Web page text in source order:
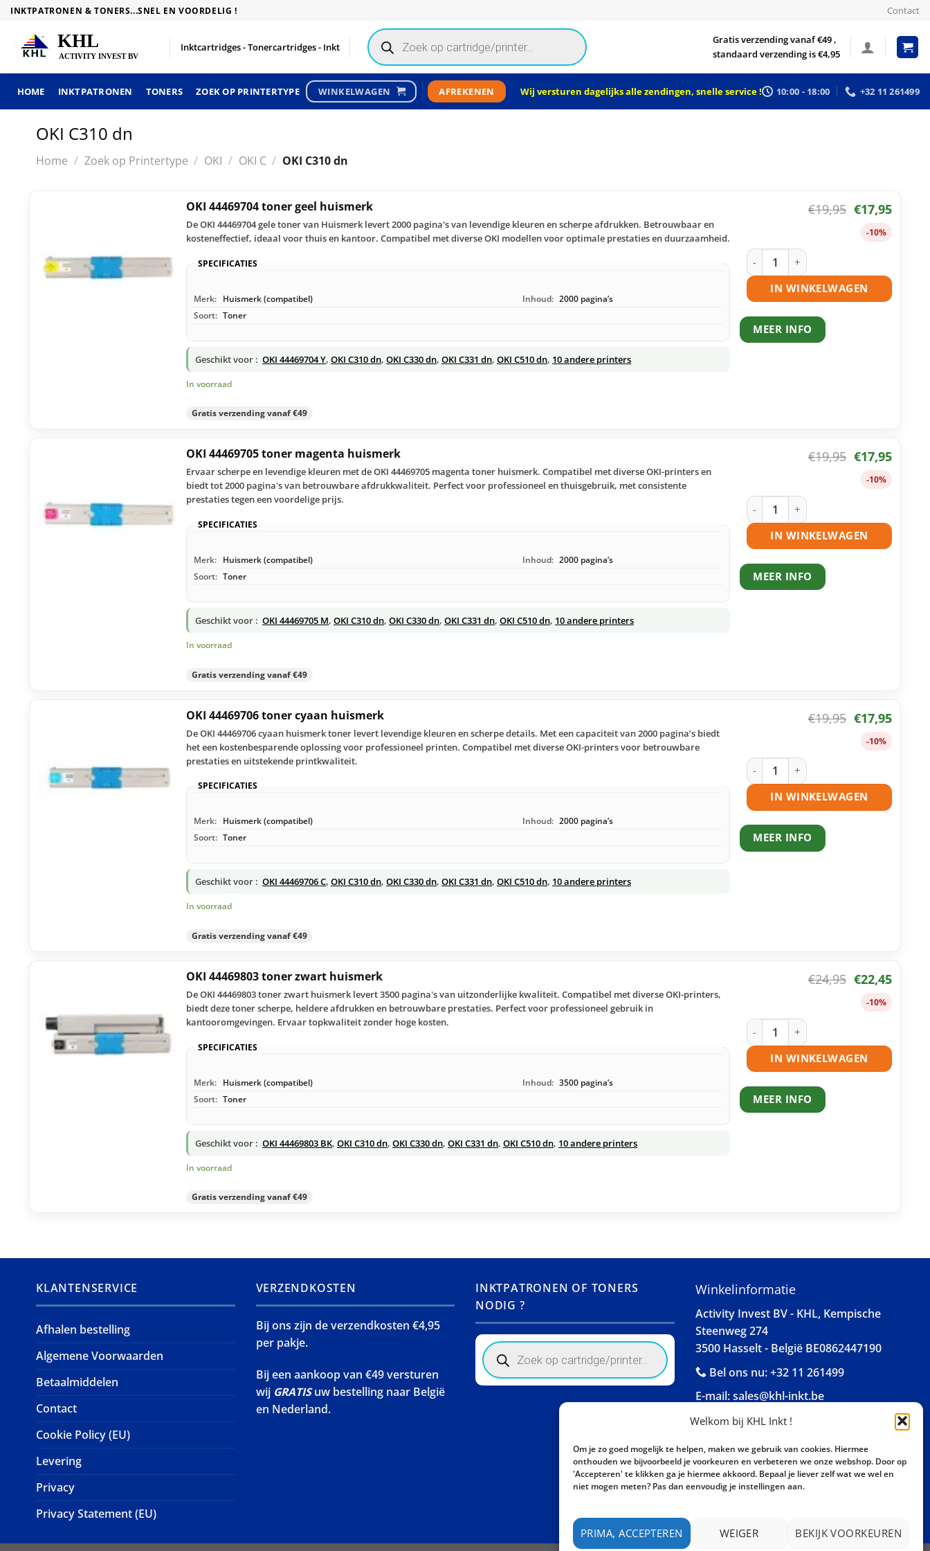
Welkom bij KHL Inkt !
Om je zo goed mogelijk te helpen, maken we gebruik van cookies. Hiermee
onthouden we bijvoorbeeld je voorkeuren en verbeteren we onze webshop. Door op
'Accepteren' te klikken ga je hiermee akkoord. Bepaal je liever zelf wat we wel en
niet mogen meten? Pas dan eenvoudig je instellingen aan.
PRIMA, ACCEPTEREN WEIGER BEKIJK VOORKEUREN
Skip
content
INKTPATRONEN & TONERS...SNEL EN VOORDELIG ! Contact
Inktcartridges - Tonercartridges - Inkt
Products
search
Gratis verzending vanaf €49 ,
standaard verzending is €4,95
HOME INKTPATRONEN TONERS ZOEK OP PRINTERTYPE WINKELWAGEN AFREKENEN Wij versturen dagelijks alle zendingen, snelle service ! 10:00 - 18:00 +32 11 261499
OKI C310 dn
Home / Zoek op Printertype / OKI / OKI C / OKI C310 dn
OKI 44469704 toner geel huismerk
De OKI 44469704 gele toner van Huismerk levert 2000 pagina's van levendige kleuren en scherpe afdrukken. Betrouwbaar en
kosteneffectief, ideaal voor thuis en kantoor. Compatibel met diverse OKI modellen voor optimale prestaties en duurzaamheid.
SPECIFICATIES
Merk: Huismerk (compatibel) Inhoud: 2000 pagina’s
Soort: Toner
Geschikt voor : OKI 44469704 Y, OKI C310 dn, OKI C330 dn, OKI C331 dn, OKI C510 dn, 10 andere printers
In voorraad
Gratis verzending vanaf €49
€19,95 €17,95
-10%
OKI 44469704 toner geel huismerk
IN WINKELWAGEN
MEER INFO
OKI 44469705 toner magenta huismerk
Ervaar scherpe en levendige kleuren met de OKI 44469705 magenta toner huismerk. Compatibel met diverse OKI-printers en
biedt tot 2000 pagina's van betrouwbare afdrukkwaliteit. Perfect voor professioneel en thuisgebruik, met consistente
prestaties tegen een voordelige prijs.
SPECIFICATIES
Merk: Huismerk (compatibel) Inhoud: 2000 pagina’s
Soort: Toner
Geschikt voor : OKI 44469705 M, OKI C310 dn, OKI C330 dn, OKI C331 dn, OKI C510 dn, 10 andere printers
In voorraad
Gratis verzending vanaf €49
€19,95 €17,95
-10%
OKI 44469705 toner magenta
IN WINKELWAGEN
MEER INFO
OKI 44469706 toner cyaan huismerk
De OKI 44469706 cyaan huismerk toner levert levendige kleuren en scherpe details. Met een capaciteit van 2000 pagina’s biedt
het een kostenbesparende oplossing voor professioneel printen. Compatibel met diverse OKI-printers voor betrouwbare
prestaties en uitstekende printkwaliteit.
SPECIFICATIES
Merk: Huismerk (compatibel) Inhoud: 2000 pagina’s
Soort: Toner
Geschikt voor : OKI 44469706 C, OKI C310 dn, OKI C330 dn, OKI C331 dn, OKI C510 dn, 10 andere printers
In voorraad
Gratis verzending vanaf €49
€19,95 €17,95
-10%
OKI 44469706 toner cyaan huismerk
IN WINKELWAGEN
MEER INFO
OKI 44469803 toner zwart huismerk
De OKI 44469803 toner zwart huismerk levert 3500 pagina's van uitzonderlijke kwaliteit. Compatibel met diverse OKI-printers,
biedt deze toner scherpe, heldere afdrukken en betrouwbare prestaties. Perfect voor professioneel gebruik in
kantooromgevingen. Ervaar topkwaliteit zonder hoge kosten.
SPECIFICATIES
Merk: Huismerk (compatibel) Inhoud: 3500 pagina’s
Soort: Toner
Geschikt voor : OKI 44469803 BK, OKI C310 dn, OKI C330 dn, OKI C331 dn, OKI C510 dn, 10 andere printers
In voorraad
Gratis verzending vanaf €49
€24,95 €22,45
-10%
OKI 44469803 toner zwart huismerk
IN WINKELWAGEN
MEER INFO
KLANTENSERVICE
Afhalen bestelling
Algemene Voorwaarden
Betaalmiddelen
Contact
Cookie Policy (EU)
Levering
Privacy
Privacy Statement (EU)
VERZENDKOSTEN
Bij ons zijn de verzendkosten €4,95
per pakje.
Bij een aankoop van €49 versturen
wij GRATISuw bestelling naar België
en Nederland.
INKTPATRONEN OF TONERS
NODIG ?
Products
search
Winkelinformatie
Activity Invest BV - KHL, Kempische
Steenweg 274
3500 Hasselt - België BE0862447190
Bel ons nu:+32 11 261499
E-mail:sales@khl-inkt.be